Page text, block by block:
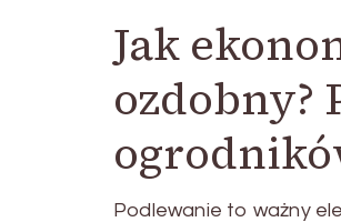
Jak
ozdobny?
Podlewanie to ważny